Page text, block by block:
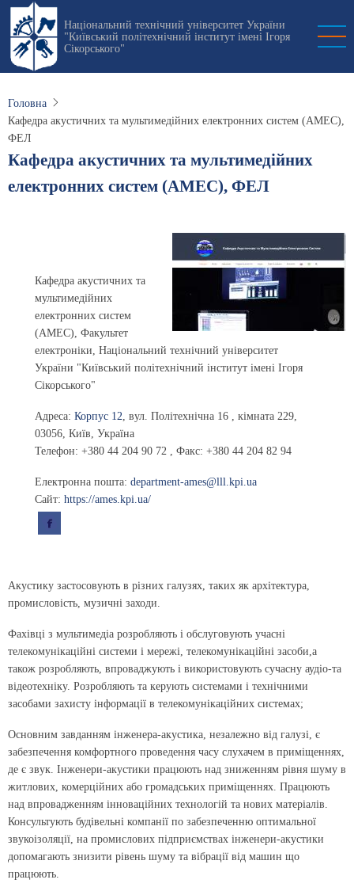
Перейти
основного
вмісту
Національний технічний університет України
"Київський політехнічний інститут імені Ігоря
Сікорського"
Головна
Кафедра акустичних та мультимедійних електронних систем (АМЕС),
ФЕЛ
Кафедра акустичних та мультимедійних
електронних систем (АМЕС), ФЕЛ
Кафедра акустичних та
мультимедійних
електронних систем
(АМЕС), Факультет
електроніки, Національний технічний університет
України "Київський політехнічний інститут імені Ігоря
Сікорського"
Адреса: Корпус 12 вул. Політехнічна 16
, кімната 229,
03056 Київ, Україна
Телефон: +380 44 204 90 72 , Факс: +380 44 204 82 94
Електронна пошта: department-ames@lll.kpi.ua
Сайт: https://ames.kpi.ua/
Акустику застосовують в різних галузях, таких як архітектура,
промисловість, музичні заходи.
Фахівці з мультимедіа розробляють і обслуговують учасні
телекомунікаційні системи і мережі, телекомунікаційні засоби,а
також розробляють, впроваджують і використовують сучасну аудіо-та
відеотехніку. Розробляють та керують системами і технічними
засобами захисту інформації в телекомунікаційних системах;
Основним завданням інженера-акустика, незалежно від галузі, є
забезпечення комфортного проведення часу слухачем в приміщеннях,
де є звук. Інженери-акустики працюють над зниженням рівня шуму в
житлових, комерційних або громадських приміщеннях. Працюють
над впровадженням інноваційних технологій та нових матеріалів.
Консультують будівельні компанії по забезпеченню оптимальної
звукоізоляції, на промислових підприємствах інженери-акустики
допомагають знизити рівень шуму та вібрації від машин що
працюють.